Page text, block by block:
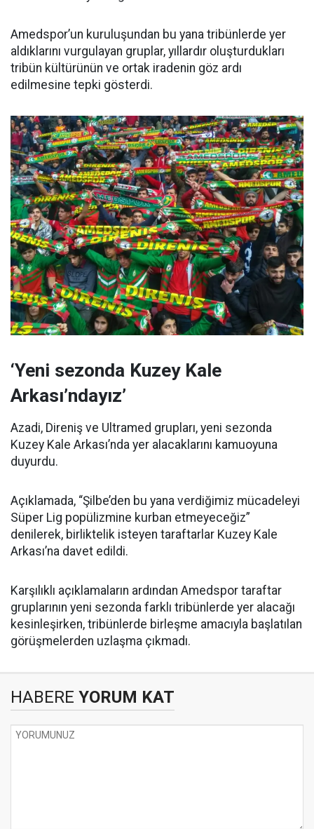
Amedspor’un kuruluşundan bu yana tribünlerde yer
aldıklarını vurgulayan gruplar, yıllardır oluşturdukları
tribün kültürünün ve ortak iradenin göz ardı
edilmesine tepki gösterdi.
‘Yeni sezonda Kuzey Kale
Arkası’ndayız’
Azadi, Direniş ve Ultramed grupları, yeni sezonda
Kuzey Kale Arkası’nda yer alacaklarını kamuoyuna
duyurdu.
Açıklamada, “Şilbe’den bu yana verdiğimiz mücadeleyi
Süper Lig popülizmine kurban etmeyeceğiz”
denilerek, birliktelik isteyen taraftarlar Kuzey Kale
Arkası’na davet edildi.
Karşılıklı açıklamaların ardından Amedspor taraftar
gruplarının yeni sezonda farklı tribünlerde yer alacağı
kesinleşirken, tribünlerde birleşme amacıyla başlatılan
görüşmelerden uzlaşma çıkmadı.
HABERE YORUM KAT